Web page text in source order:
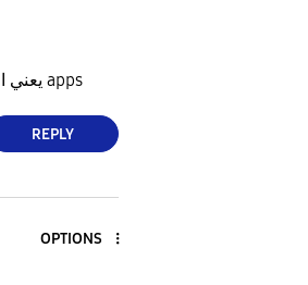
يعني امسحه انا كمان اصلا اول مرة اشوفه ف ال apps
REPLY
OPTIONS